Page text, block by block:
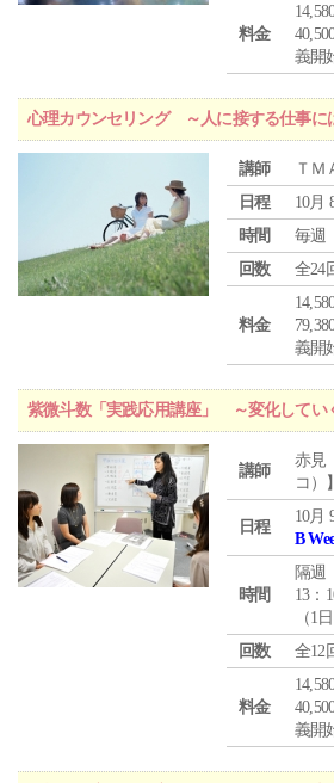
料金
義開
心理カウンセリング ～人に接する仕事に
講師
ＴＭ
日程
10月
時間
毎週
回数
全24
料金
義開
紫微斗数「実践応用講座」 ～変化してい
講師
赤見
コ）】
日程
10月
B
時間
隔週
13：
（1
回数
全12
料金
義開